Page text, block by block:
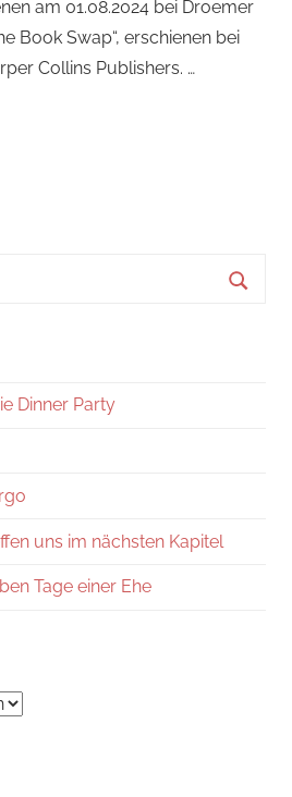
am 01.08.2024 bei Droemer
Book Swap“, erschienen bei
Collins Publishers. …
Dinner Party
uns im nächsten Kapitel
Tage einer Ehe